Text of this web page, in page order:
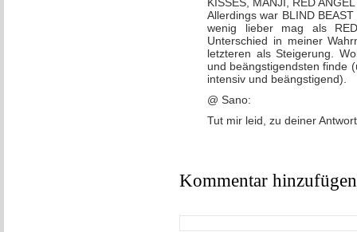
Allerdings war BLIND
wenig lieber mag als
Unterschied in meiner
letzteren als Steigerung.
und beängstigendsten finde
intensiv und beängstigend).
@ Sano:
Tut mir leid, zu deiner
Kommentar hinzufügen